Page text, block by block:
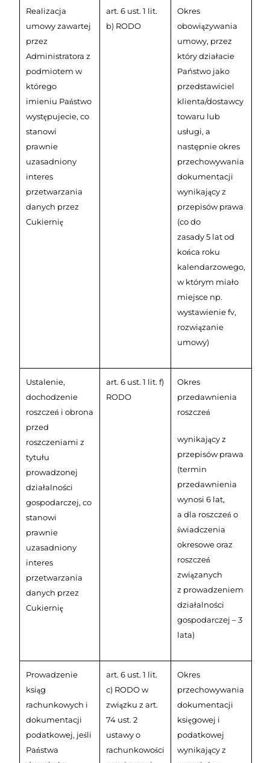
Realizacja
umowy zawartej
przez
Administratora z
podmiotem w
którego
imieniu Państwo
występujecie, co
stanowi
prawnie
uzasadniony
interes
przetwarzania
danych przez
Cukiernię
art. 6 ust. 1 lit.
b) RODO
Okres
obowiązywania
umowy, przez
który działacie
Państwo jako
przedstawiciel
klienta/dostawcy
towaru lub
usługi, a
następnie okres
przechowywania
dokumentacji
wynikający z
przepisów prawa
(co do
zasady 5 lat od
końca roku
kalendarzowego,
w którym miało
miejsce np.
wystawienie fv,
rozwiązanie
umowy)
Ustalenie,
dochodzenie
roszczeń i obrona
przed
roszczeniami z
tytułu
prowadzonej
działalności
gospodarczej, co
stanowi
prawnie
uzasadniony
interes
przetwarzania
danych przez
Cukiernię
art. 6 ust. 1 lit. f)
RODO
Okres
przedawnienia
roszczeń
wynikający z
przepisów prawa
(termin
przedawnienia
wynosi 6 lat,
a dla roszczeń o
świadczenia
okresowe oraz
roszczeń
związanych
z prowadzeniem
działalności
gospodarczej – 3
lata)
Prowadzenie
ksiąg
rachunkowych i
dokumentacji
podatkowej, jeśli
Państwa
art. 6 ust. 1 lit.
c) RODO w
związku z art.
74 ust. 2
ustawy o
rachunkowości
Okres
przechowywania
dokumentacji
księgowej i
podatkowej
wynikający z